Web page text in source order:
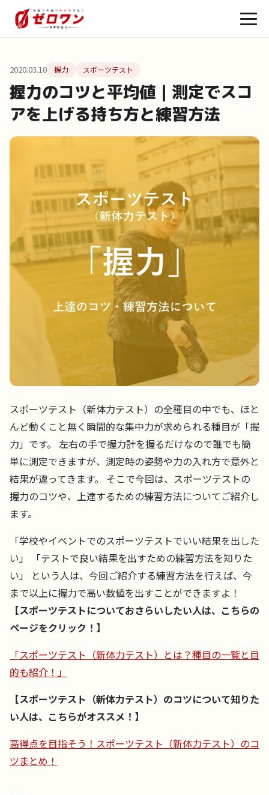
2020.03.10 握力 スポーツテスト
握力のコツと平均値｜測定でスコ
アを上げる持ち方と練習方法
スポーツテスト（新体力テスト）の全種目の中でも、ほと
んど動くこと無く瞬間的な集中力が求められる種目が「握
力」です。 左右の手で握力計を握るだけなので誰でも簡
単に測定できますが、測定時の姿勢や力の入れ方で意外と
結果が違ってきます。 そこで今回は、スポーツテストの
握力のコツや、上達するための練習方法についてご紹介し
ます。
「学校やイベントでのスポーツテストでいい結果を出した
い」 「テストで良い結果を出すための練習方法を知りた
い」 という人は、今回ご紹介する練習方法を行えば、今
まで以上に握力で高い数値を出すことができますよ！
【スポーツテストについておさらいしたい人は、こちらの
ページをクリック！】
「スポーツテスト（新体力テスト）とは？種目の一覧と目
的も紹介！」
【スポーツテスト（新体力テスト）のコツについて知りた
い人は、こちらがオススメ！】
高得点を目指そう！スポーツテスト（新体力テスト）のコ
ツまとめ！